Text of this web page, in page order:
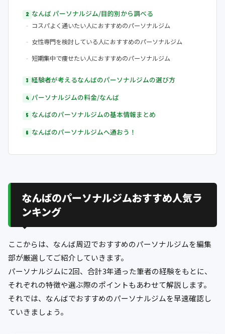
なんば パーソナルジム/目的別から調べる
コスパよく通いたい人におすすめのパーソナルジム
女性専門を検討している人におすすめのパーソナルジム
短期集中で痩せたい人におすすめのパーソナルジム
経験者が考えるなんばのパーソナルジムの選び方
パーソナルジムの料金/なんば
なんばのパーソナルジムの基本情報まとめ
なんばのパーソナルジムへ通おう！
なんばのパーソナルジムおすすめ人気ラ
ンキング
ここからは、なんば周辺でおすすめのパーソナルジムを編集
部が厳選してご紹介していきます。
パーソナルジムに2回、合計3年通った筆者の経験をもとに、
それぞれの特徴や選ぶ際のポイントもあわせて解説します。
それでは、なんばでおすすめのパーソナルジムを早速確認し
ていきましょう。